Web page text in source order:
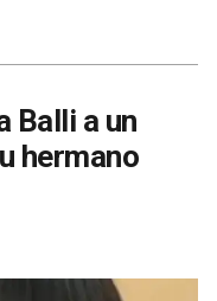
Balli a un
hermano